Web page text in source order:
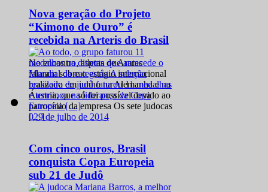
Nova geração do Projeto
“Kimono de Ouro” é
recebida na Arteris do Brasil
No encontro, atletas de Araras
falaram sobre o estágio internacional
realizado em junho na Alemanha e na
Áustria, que só foi possível devido ao
patrocínio da empresa Os sete judocas
[…]
029 de julho de 2014
Com cinco ouros, Brasil
conquista Copa Europeia
sub 21 de Judô